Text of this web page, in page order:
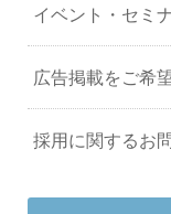
イベント・セミ
広告掲載をご希
採用に関するお